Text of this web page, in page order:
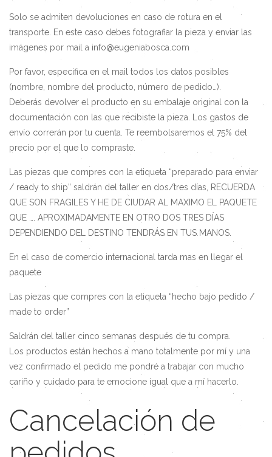
Solo se admiten devoluciones en caso de rotura en el
transporte. En este caso debes fotografiar la pieza y enviar las
imágenes por mail a info@eugeniabosca.com
Por favor, especifica en el mail todos los datos posibles
(nombre, nombre del producto, número de pedido…).
Deberás devolver el producto en su embalaje original con la
documentación con las que recibiste la pieza. Los gastos de
envío correrán por tu cuenta. Te reembolsaremos el 75% del
precio por el que lo compraste.
Las piezas que compres con la etiqueta “preparado para enviar
/ ready to ship” saldrán del taller en dos/tres días, RECUERDA
QUE SON FRAGILES Y HE DE CIUDAR AL MAXIMO EL PAQUETE
QUE …. APROXIMADAMENTE EN OTRO DOS TRES DÍAS
DEPENDIENDO DEL DESTINO TENDRÁS EN TUS MANOS.
En el caso de comercio internacional tarda mas en llegar el
paquete
Las piezas que compres con la etiqueta “hecho bajo pedido /
made to order”
Saldrán del taller cinco semanas después de tu compra.
Los productos están hechos a mano totalmente por mí y una
vez confirmado el pedido me pondré a trabajar con mucho
cariño y cuidado para te emocione igual que a mí hacerlo.
Cancelación de